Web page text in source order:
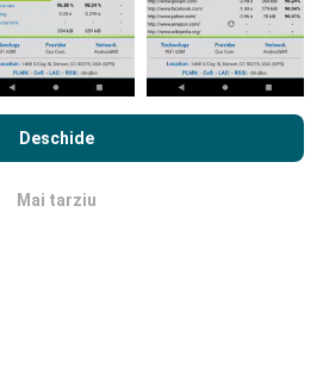
Deschide
Mai tarziu
uri de utilizare
Finala testului nostru nPerf.
OK